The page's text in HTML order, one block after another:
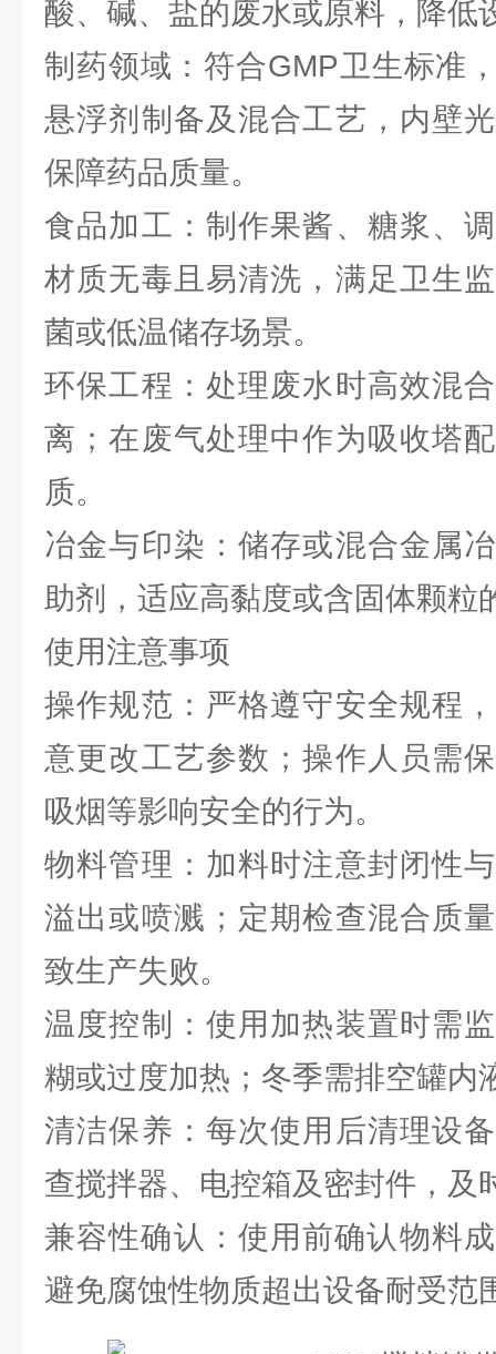
酸、碱、盐的废水或原料，降低
制药领域：符合GMP卫生标准
悬浮剂制备及混合工艺，内壁
保障药品质量。
食品加工：制作果酱、糖浆、
材质无毒且易清洗，满足卫生
菌或低温储存场景。
环保工程：处理废水时高效混
离；在废气处理中作为吸收塔
质。
冶金与印染：储存或混合金属
助剂，适应高黏度或含固体颗粒
使用注意事项
操作规范：严格遵守安全规程
意更改工艺参数；操作人员需
吸烟等影响安全的行为。
物料管理：加料时注意封闭性
溢出或喷溅；定期检查混合质
致生产失败。
温度控制：使用加热装置时需
糊或过度加热；冬季需排空罐内
清洁保养：每次使用后清理设
查搅拌器、电控箱及密封件，及
兼容性确认：使用前确认物料
避免腐蚀性物质超出设备耐受范